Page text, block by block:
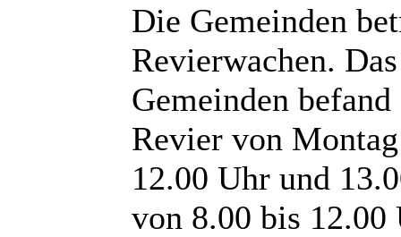
Die Gemeinden
Revierwachen.
Gemeinden
Revier von
12.00 Uhr und
von 8.00 bis 12.00